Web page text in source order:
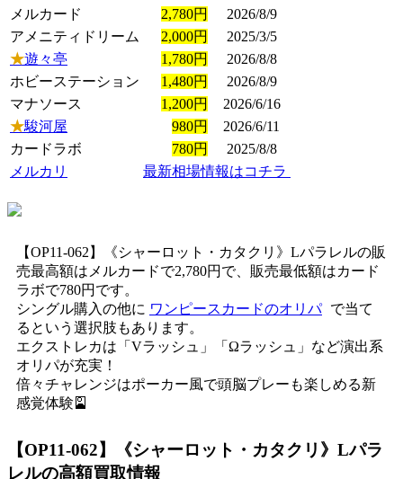
メルカード
2,780円
2026/8/9
アメニティドリーム
2,000円
2025/3/5
★遊々亭 1,780円
2026/8/8
ホビーステーション
1,480円
2026/8/9
マナソース
1,200円
2026/6/16
★駿河屋 980円
2026/6/11
カードラボ
780円
2025/8/8
メルカリ
最新相場情報はコチラ
【OP11-062】《シャーロット・カタクリ》Lパラレルの販
売最高額はメルカードで2,780円で、販売最低額はカード
ラボで780円です。
シングル購入の他に ワンピースカードのオリパ で当て
るという選択肢もあります。
エクストレカは「Vラッシュ」「Ωラッシュ」など演出系
オリパが充実！
倍々チャレンジはポーカー風で頭脳プレーも楽しめる新
感覚体験🎴
【OP11-062】《シャーロット・カタクリ》Lパラ
レルの高額買取情報